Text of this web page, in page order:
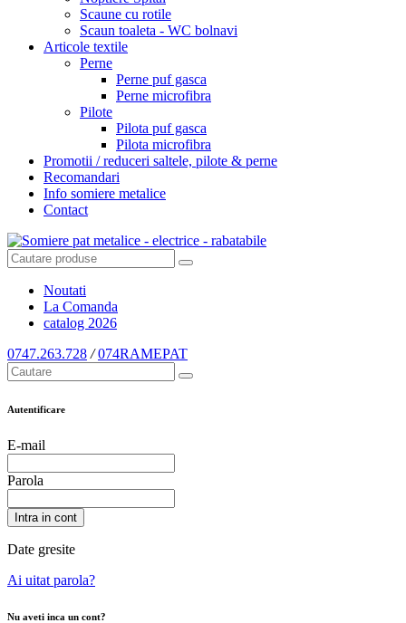
Scaune cu rotile
Scaun toaleta - WC bolnavi
Articole textile
Perne
Perne puf gasca
Perne microfibra
Pilote
Pilota puf gasca
Pilota microfibra
Promotii / reduceri saltele, pilote & perne
Recomandari
Info somiere metalice
Contact
Noutati
La Comanda
catalog 2026
0747.263.728 / 074RAMEPAT
Autentificare
E-mail
Parola
Intra in cont
Date gresite
Ai uitat parola?
Nu aveti inca un cont?